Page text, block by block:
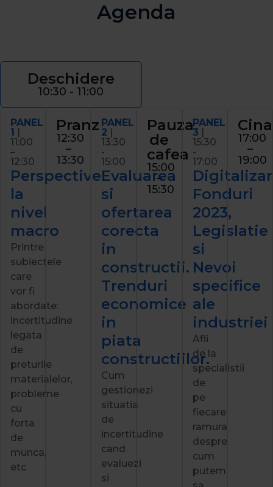
Agenda
Deschidere
10:30 - 11:00
PANEL
1 |
11:00
–
12:30
Perspective
la
nivel
macro
Printre
subiectele
care
vor fi
abordate:
incertitudine
legata
de
preturile
materialelor,
probleme
cu
forta
de
munca,
etc
Pranz
12:30
–
13:30
PANEL
2 |
13:30
-
15:00
Evaluarea
si
ofertarea
corecta
in
constructii.
Trenduri
economice
in
piata
constructiilor.
Cum
gestionezi
situatia
de
incertitudine
cand
evaluezi
si
Pauza
de
cafea
15:00
–
15:30
PANEL
3|
15:30
-
17:00
Fonduri
2023,
Legislatie
si
Nevoi
specifice
ale
industriei
Afli
de la
specialistii
de
pe
fiecare
ramura
despre
cum
putem
Cina
17:00
–
19:00